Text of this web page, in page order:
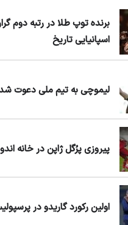
برنده توپ طلا در رتبه دوم
اسپانیایی تاریخ
لیموچی به تیم ملی دعوت
پیروزی پرُگل ژاپن در خانه
اولین رکورد گاریدو در